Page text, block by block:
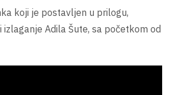
koji je postavljen u prilogu,
Adila Šute, sa početkom od